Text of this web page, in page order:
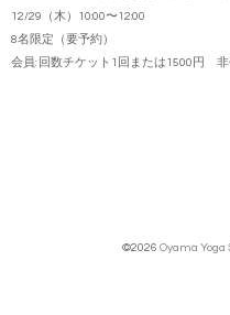
12/29（木）10:00〜12:00
8名限定（要予約）
会員: 回数チケット1回または1500円 非
©2026 Oyama Yoga